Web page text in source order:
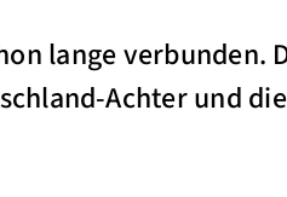
lange verbunden.
Achter und